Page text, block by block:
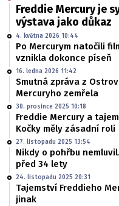
Freddie Mercury je
výstava jako důkaz
4. května 2026 10:44
Po Mercurym natočili
vznikla dokonce píseň
16. ledna 2026 11:42
Smutná zpráva z
Mercuryho zemřela
30. prosince 2025 10:18
Freddie Mercury a
Kočky měly zásadní roli
27. listopadu 2025 13:54
Nikdy o pohřbu
před 34 lety
24. listopadu 2025 20:31
Tajemství Freddieho
jinak